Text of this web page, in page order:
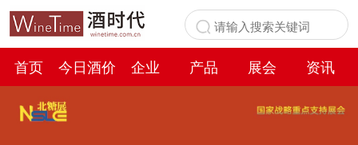
首页 今日酒价 企业 产品 展会
资讯
百科